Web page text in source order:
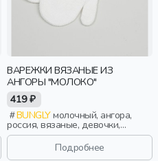
ВАРЕЖКИ ВЯЗАНЫЕ ИЗ
АНГОРЫ "МОЛОКО"
419 ₽
BUNGLYмолочный, ангора,
россия, вязаные, девочки,
малыши, дошкольники, дети
Подробнее